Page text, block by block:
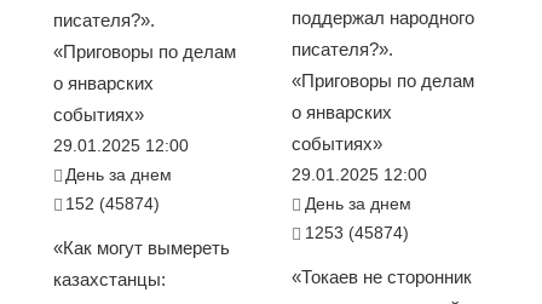
писателя?».
«Приговоры по делам
о январских
событиях»
29.01.2025 12:00
День за днем
152 (45874)
«Как могут вымереть
казахстанцы:
поддержал народного
писателя?».
«Приговоры по делам
о январских
событиях»
29.01.2025 12:00
День за днем
1253 (45874)
«Токаев не сторонник